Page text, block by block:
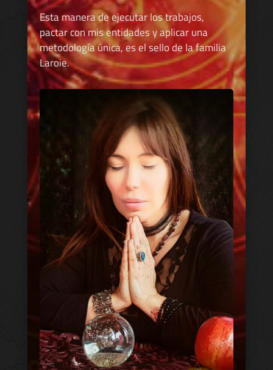
Esta manera de ejecutar los trabajos,
pactar con mis entidades y aplicar una
metodología única, es el sello de la familia
Laroie.